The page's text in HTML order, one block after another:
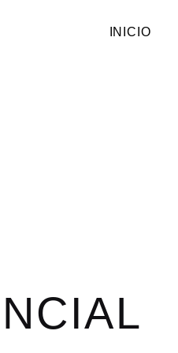
INICIO